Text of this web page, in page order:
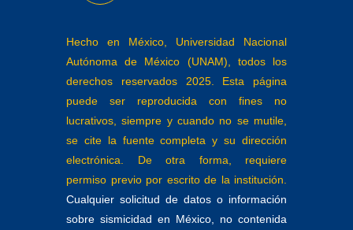
Hecho en México, Universidad Nacional
Autónoma de México (UNAM), todos los
derechos reservados 2025. Esta página
puede ser reproducida con fines no
lucrativos, siempre y cuando no se mutile,
se cite la fuente completa y su dirección
electrónica. De otra forma, requiere
permiso previo por escrito de la institución.
Cualquier solicitud de datos o información
sobre sismicidad en México, no contenida